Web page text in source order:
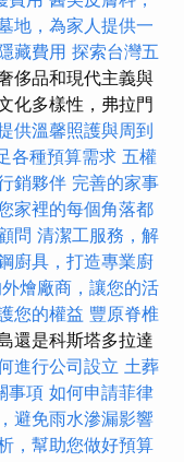
地，為家人提供一
藏費用 探索台灣五
侈品和現代主義與
化多樣性，弗拉門
供溫馨照護與周到
各種預算需求 五權
銷夥伴 完善的家事
家裡的每個角落都
問 清潔工服務，解
廚具，打造專業廚
燴廠商，讓您的活
您的權益 豐原脊椎
還是科斯塔多拉達
進行公司設立 土葬
事項 如何申請菲律
避免雨水滲漏影響
，幫助您做好預算